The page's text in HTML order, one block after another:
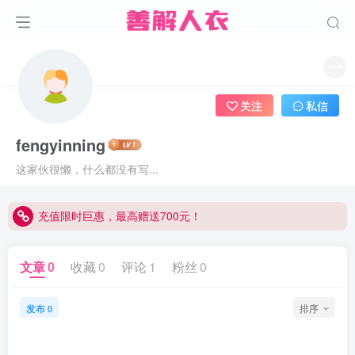
fengyinning
这家伙很懒，什么都没有写...
关注 私信
充值限时巨惠，最高赠送700元！
文章0 收藏 0 评论 1 粉丝 0
发布 0 排序